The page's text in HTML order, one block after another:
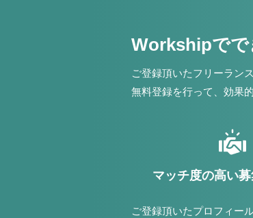
Workshipでで
ご登録頂いたフリーラン
無料登録を行って、効果
マッチ度の高い
ご登録頂いたプロフィー